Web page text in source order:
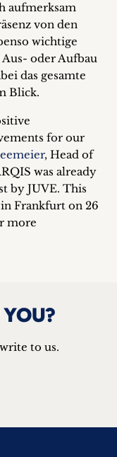
aufmerksam
von den
wichtige
oder Aufbau
das gesamte
Blick.
for our
, Head of
was already
by JUVE. This
Frankfurt on 26
more
to us.